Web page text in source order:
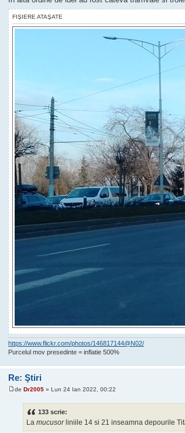
FIŞIERE ATAŞATE
https://www.flickr.com/photos/146817144@N02/
Purcelul mov presedinte = inflatie 500%
Re: Ştiri
deDr2005 » Lun 24 Ian 2022, 00:22
133 scrie:
Lamucusorliniile 14 si 21 inseamna depourile